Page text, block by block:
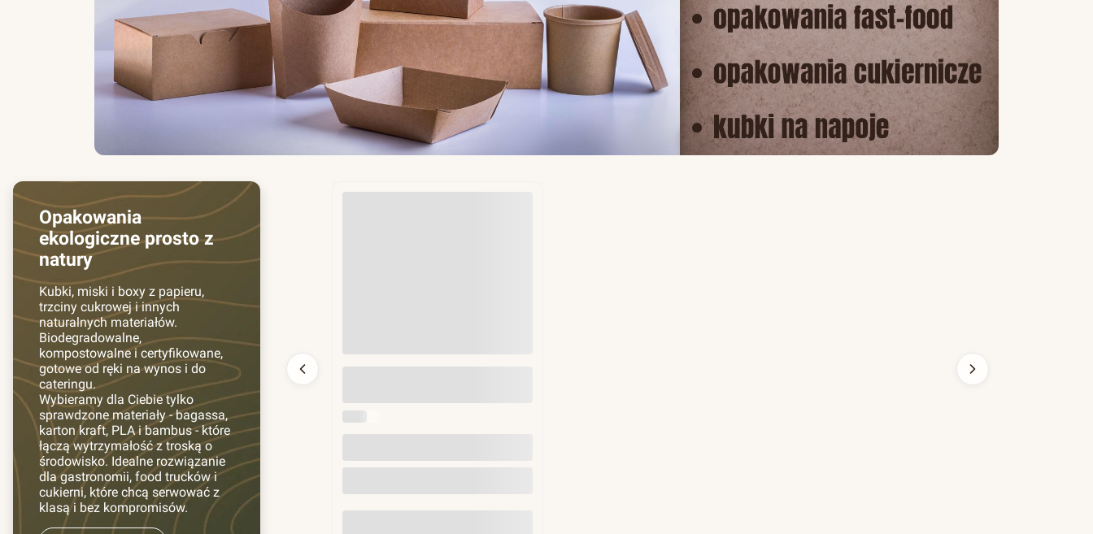
Opakowania
ekologiczne prosto z
natury
Kubki, miski i boxy z papieru,
trzciny cukrowej i innych
naturalnych materiałów.
Biodegradowalne,
kompostowalne i certyfikowane,
gotowe od ręki na wynos i do
cateringu.
Wybieramy dla Ciebie tylko
sprawdzone materiały - bagassa,
karton kraft, PLA i bambus - które
łączą wytrzymałość z troską o
środowisko. Idealne rozwiązanie
dla gastronomii, food trucków i
cukierni, które chcą serwować z
klasą i bez kompromisów.